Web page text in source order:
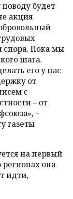
будет
акция
спора. Пока мы
шага.
его у нас
от
с
– от
–
газеты
на первый
она
идти,